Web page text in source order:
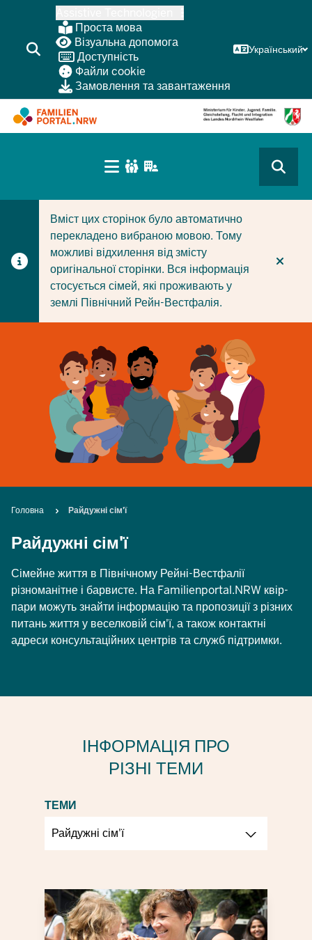
основного
змісту
Проста мова
Візуальна допомога
Доступність
Файли cookie
Замовлення та завантаження
Український
CURRENT SECTION ДЛЯ КОМПАНІЙ/
CURRENT SECTION ДЛЯ СІМЕЙ
(BÜRGERBEREICH
Вміст цих сторінок було автоматично
перекладено вибраною мовою. Тому
можливі відхилення від змісту
оригінальної сторінки. Вся інформація
стосується сімей, які проживають у
землі Північний Рейн-Вестфалія.
Breadcrumb
Головна Райдужні сім'ї
Райдужні сім'ї
Сімейне життя в Північному Рейні-Вестфалії
різноманітне і барвисте. На Familienportal.NRW квір-
пари можуть знайти інформацію та пропозиції з різних
питань життя у веселковій сім'ї, а також контактні
адреси консультаційних центрів та служб підтримки.
ІНФОРМАЦІЯ ПРО
РІЗНІ ТЕМИ
ТЕМИ